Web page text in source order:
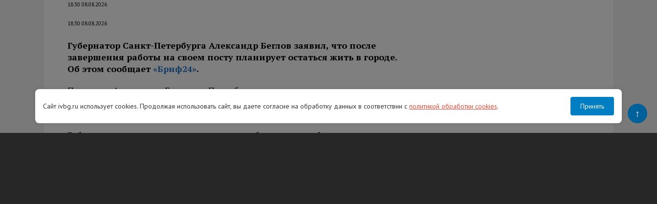
18:30 08.08.2026
18:30 08.08.2026
Губернатор Санкт-Петербурга Александр Беглов заявил, что после
завершения работы на своем посту планирует остаться жить в городе.
Об этом сообщает «Бриф24».
По словам Александра Беглова, с Петербургом связаны лучшие годы его жизни.
В городе также похоронены его родные и близкие, в том числе на Пискаревском
мемориальном кладбище.
Губернатор отметил, что считает важным работать так, чтобы после ухода с
Сайт ivbg.ru использует cookies. Продолжая использовать сайт, вы даете согласие на обработку данных в соответствии с политикой обработки cookies. Принять
↑